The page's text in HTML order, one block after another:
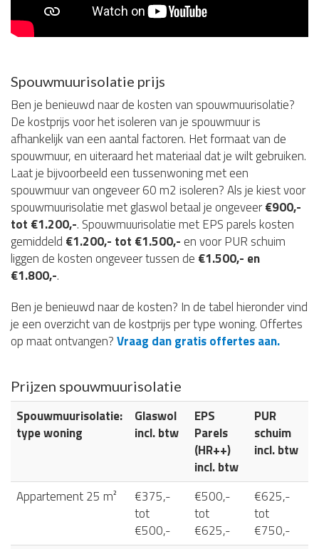
Spouwmuurisolatie prijs
Ben je benieuwd naar de kosten van spouwmuurisolatie?
De kostprijs voor het isoleren van je spouwmuur is
afhankelijk van een aantal factoren. Het formaat van de
spouwmuur, en uiteraard het materiaal dat je wilt gebruiken.
Laat je bijvoorbeeld een tussenwoning met een
spouwmuur van ongeveer 60 m2 isoleren? Als je kiest voor
spouwmuurisolatie met glaswol betaal je ongeveer€900,-
tot €1.200,-. Spouwmuurisolatie met EPS parels kosten
gemiddeld €1.200,- tot €1.500,- en voor PUR schuim
liggen de kosten ongeveer tussen de €1.500,- en
€1.800,-.
Ben je benieuwd naar de kosten? In de tabel hieronder vind
je een overzicht van de kostprijs per type woning. Offertes
op maat ontvangen?Vraag dan gratis offertes aan.
Prijzen spouwmuurisolatie
Spouwmuurisolatie:
type woning
Glaswol
incl. btw
EPS
Parels
(HR++)
incl. btw
PUR
schuim
incl. btw
Appartement 25 m²
€375,-
tot
€500,-
€500,-
tot
€625,-
€625,-
tot
€750,-